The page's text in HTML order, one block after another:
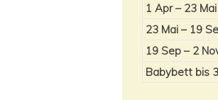
1 Apr – 23 Mai
23 Mai – 19
19 Sep – 2
Babybett bis